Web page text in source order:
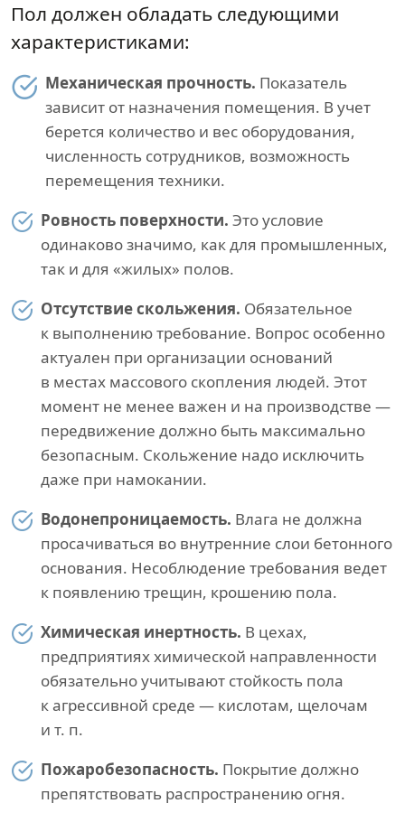
Пол должен обладать следующими
характеристиками:
Механическая прочность. Показатель
зависит от назначения помещения. В учет
берется количество и вес оборудования,
численность сотрудников, возможность
перемещения техники.
Ровность поверхности. Это условие
одинаково значимо, как для промышленных,
так и для «жилых» полов.
Отсутствие скольжения. Обязательное
к выполнению требование. Вопрос особенно
актуален при организации оснований
в местах массового скопления людей. Этот
момент не менее важен и на производстве —
передвижение должно быть максимально
безопасным. Скольжение надо исключить
даже при намокании.
Водонепроницаемость. Влага не должна
просачиваться во внутренние слои бетонного
основания. Несоблюдение требования ведет
к появлению трещин, крошению пола.
Химическая инертность. В цехах,
предприятиях химической направленности
обязательно учитывают стойкость пола
к агрессивной среде — кислотам, щелочам
и т. п.
Пожаробезопасность. Покрытие должно
препятствовать распространению огня.